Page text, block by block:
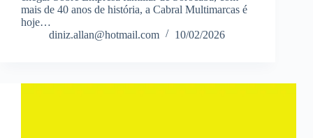
mais de 40 anos de história, a Cabral Multimarcas é
hoje…
diniz.allan@hotmail.com
10/02/2026